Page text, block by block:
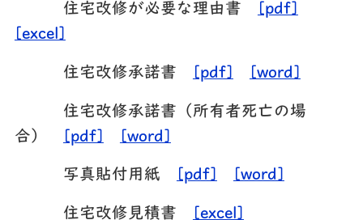
住宅改修が必要な理由書
[pdf]
[excel]
住宅改修承諾書 [pdf] [word]
住宅改修承諾書（所有者死亡の場
合）
[pdf] [word]
写真貼付用紙 [pdf] [word]
住宅改修見積書 [excel]